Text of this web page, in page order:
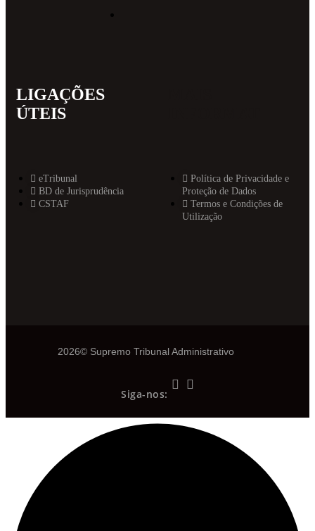
LIGAÇÕES
ÚTEIS
eTribunal
BD de Jurisprudência
CSTAF
Política de Privacidade e
Proteção de Dados
Termos e Condições de
Utilização
2026© Supremo Tribunal Administrativo
Siga-nos: